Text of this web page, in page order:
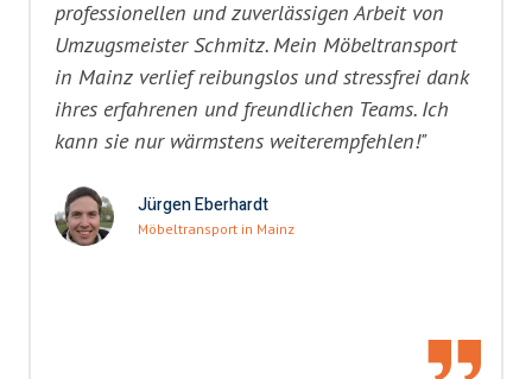
professionellen und zuverlässigen Arbeit von
Umzugsmeister Schmitz. Mein Möbeltransport
in Mainz verlief reibungslos und stressfrei dank
ihres erfahrenen und freundlichen Teams. Ich
kann sie nur wärmstens weiterempfehlen!"
Jürgen Eberhardt
Möbeltransport in Mainz